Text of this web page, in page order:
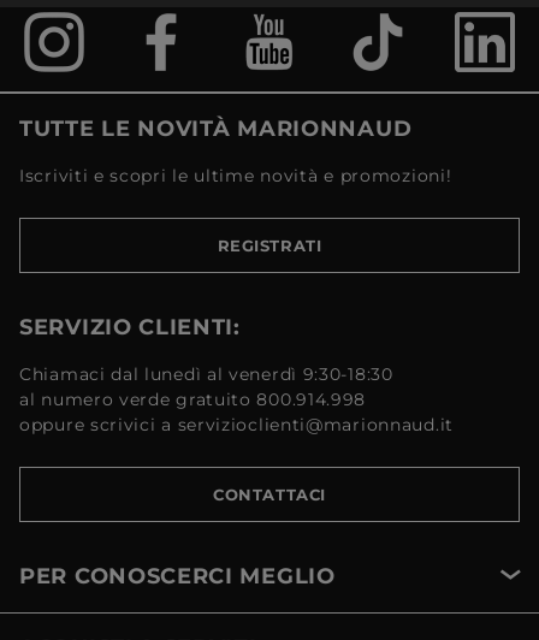
TUTTE LE NOVITÀ MARIONNAUD
Iscriviti e scopri le ultime novità e promozioni!
REGISTRATI
SERVIZIO CLIENTI:
Chiamaci dal lunedì al venerdì 9:30-18:30
al numero verde gratuito 800.914.998
oppure scrivici a servizioclienti@marionnaud.it
CONTATTACI
PER CONOSCERCI MEGLIO